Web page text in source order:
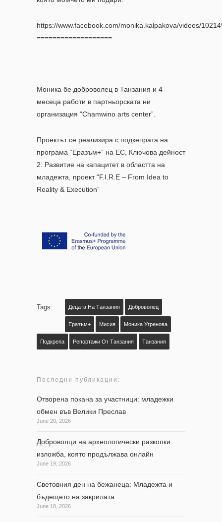
https://www.facebook.com/monika.kalpakova/videos/
===================
Моника бе доброволец в Танзания и 4
месеца работи в партньорската ни
организация “Chamwino arts center”.
Проектът се реализира с подкепрата на
програма “Еразъм+” на ЕС, Ключова дейност
2: Развитие на капацитет в областта на
младежта, проект “F.I.R.E – From Idea to
Reality & Execution”
Tags: Децата На Танзания Доброволец
Еразъм+ Мисия Моника Угренова
Подкрепа Репортажи От Танзания Танзания
Последни публикации:
Отворена покана за участници: младежки
обмен във Велики Преслав
June 20, 2026
Доброволци на археологически разкопки:
изложба, която продължава онлайн
June 19, 2026
Световния ден на бежанеца: Младежта и
бъдещето на закрилата
June 18, 2026